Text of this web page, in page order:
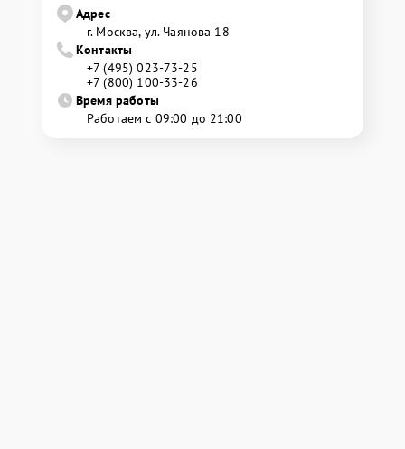
Адрес
г. Москва, ул. Чаянова 18
Контакты
+7 (495) 023-73-25
+7 (800) 100-33-26
Время работы
Работаем с 09:00 до 21:00